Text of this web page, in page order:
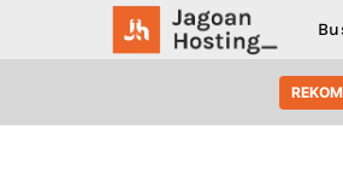
SEARCH FOR: